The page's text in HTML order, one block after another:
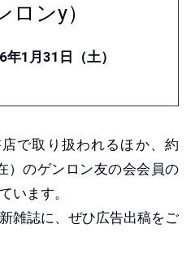
ロンy）
1月31日（土）
で取り扱われるほか、約
）のゲンロン友の会会員の
います。
雑誌に、ぜひ広告出稿をご